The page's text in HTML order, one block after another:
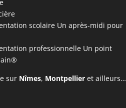
scolaire Un après-midi pour
professionnelle Un point
sur Nîmes, Montpellieret ailleurs…